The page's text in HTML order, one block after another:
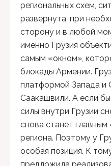
региональных схем,
развернута, при
сторону и в любой
именно Грузия
самым «окном»,
блокады Армении.
платформой Запада
Саакашвили. А если
силы внутри Грузии
снова станет
региона. Поэтому у
особая позиция. К